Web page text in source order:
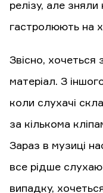
релізу, але зняли
гастролюють на
Звісно, хочеться
матеріал. З
коли слухачі
за кількома
Зараз в музиці
все рідше
випадку,